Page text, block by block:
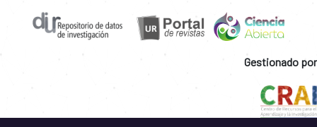
Gestionado por